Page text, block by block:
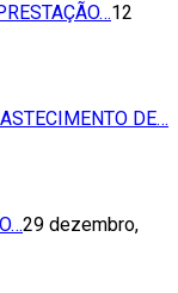
12
DE…
29 dezembro,